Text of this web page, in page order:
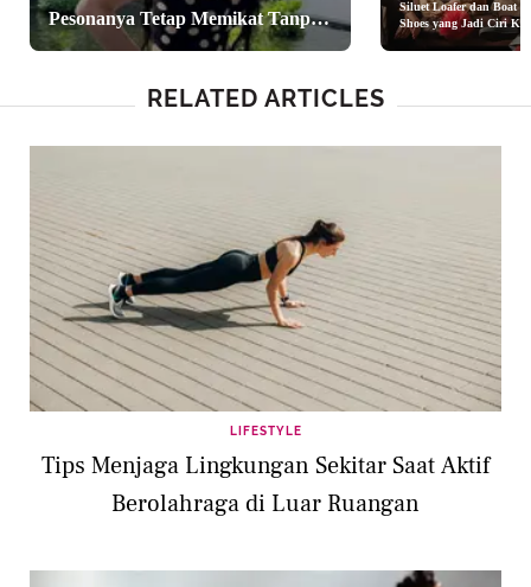
Pesonanya Tetap Memikat Tanpa
Makeup Tebal
Siluet Loafer dan Boat
Shoes yang Jadi Ciri
RELATED ARTICLES
LIFESTYLE
Tips Menjaga Lingkungan Sekitar Saat Aktif
Berolahraga di Luar Ruangan